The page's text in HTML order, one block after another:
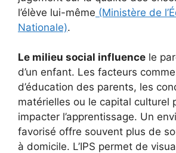
l’élève lui-même (Ministère de
Nationale).
Le milieu social influence le
d’un enfant. Les facteurs
d’éducation des parents, les
matérielles ou le capital culturel
impacter l’apprentissage. Un
favorisé offre souvent plus de
à domicile. L’IPS permet de